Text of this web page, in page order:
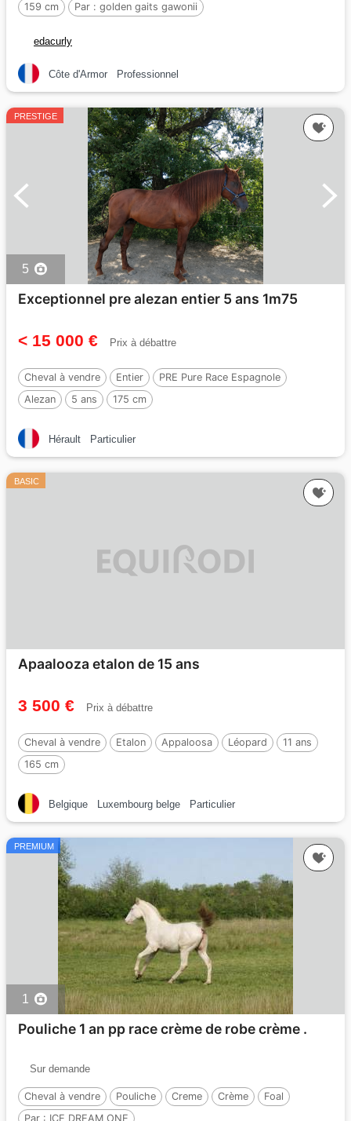
159 cm
Par : golden gaits gawonii
edacurly
Côte d'Armor Professionnel
PRESTIGE
5
Exceptionnel pre alezan entier 5 ans 1m75
< 15 000 € Prix à débattre
Cheval à vendre Entier
PRE Pure Race Espagnole
Alezan
5 ans
175 cm
Hérault
Particulier
BASIC
Apaalooza etalon de 15 ans
3 500 € Prix à débattre
Cheval à vendre Etalon Appaloosa Léopard
11 ans
165 cm
Belgique Luxembourg belge Particulier
PREMIUM
1
Pouliche 1 an pp race crème de robe crème .
Sur demande
Cheval à vendre Pouliche Creme Crème
Foal
Par : ICE DREAM ONE